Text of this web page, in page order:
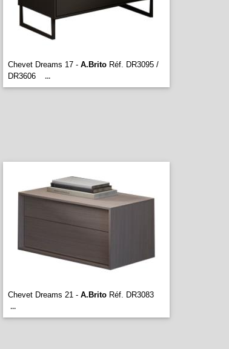
Chevet Dreams 17 - A.Brito Réf. DR3095 /
DR3606
...
Chevet Dreams 21 - A.Brito Réf. DR3083
...